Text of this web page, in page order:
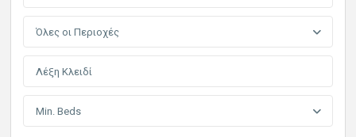
Όλες οι Περιοχές
Min. Beds